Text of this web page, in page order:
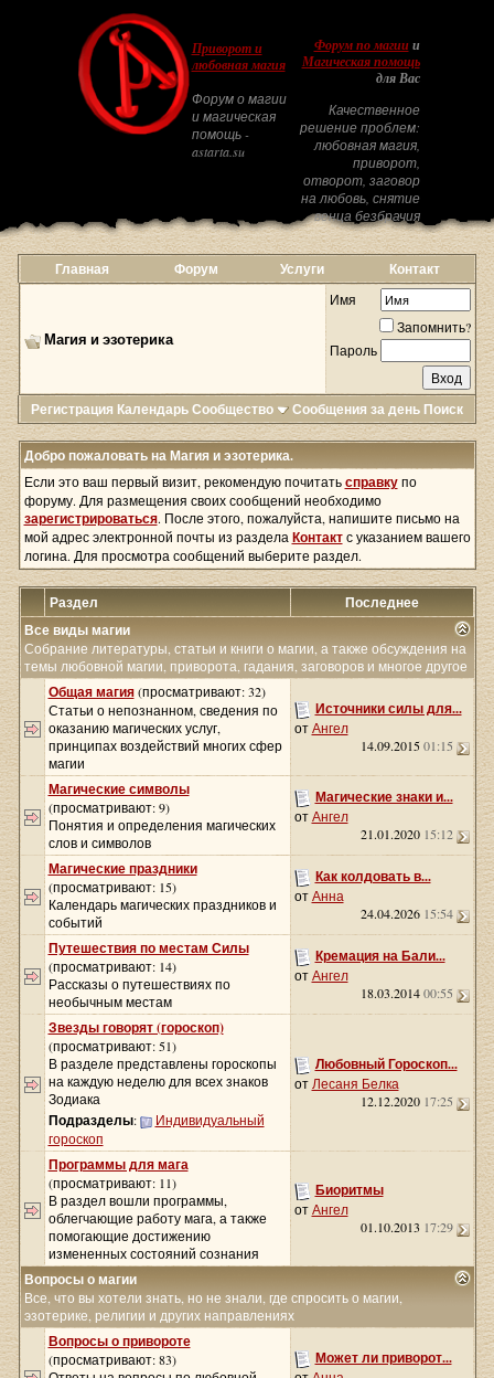
Приворот и
любовная магия
Форум о магии
и магическая
помощь -
astarta.su
Форум по магиии
Магическая помощь
для Вас
Качественное
решение проблем:
любовная магия,
приворот,
отворот, заговор
на любовь, снятие
венца безбрачия
Главная Форум Услуги Контакт
Магия и эзотерика
Имя
Запомнить?
Пароль
Регистрация КалендарьСообщество Сообщения за день Поиск
Добро пожаловать на Магия и эзотерика.
Если это ваш первый визит, рекомендую почитатьсправкупо
форуму. Для размещения своих сообщений необходимо
зарегистрироваться. После этого, пожалуйста, напишите письмо на
мой адрес электронной почты из раздела Контактс указанием вашего
логина. Для просмотра сообщений выберите раздел.
Раздел
Последнее
Все виды магии
Собрание литературы, статьи и книги о магии, а также обсуждения на
темы любовной магии, приворота, гадания, заговоров и многое другое
Общая магия (просматривают: 32)
Статьи о непознанном, сведения по
оказанию магических услуг,
принципах воздействий многих сфер
магии
Источники силы для...
отАнгел
14.09.201501:15
Магические символы
(просматривают: 9)
Понятия и определения магических
слов и символов
Магические знаки и...
отАнгел
21.01.2020 15:12
Магические праздники
(просматривают: 15)
Календарь магических праздников и
событий
Как колдовать в...
отАнна
24.04.2026 15:54
Путешествия по местам Силы
(просматривают: 14)
Рассказы о путешествиях по
необычным местам
Кремация на Бали...
отАнгел
18.03.201400:55
Звезды говорят (гороскоп)
(просматривают: 51)
В разделе представлены гороскопы
на каждую неделю для всех знаков
Зодиака
Подразделы:
Индивидуальный
гороскоп
Любовный Гороскоп...
отЛесаня Белка
12.12.2020 17:25
Программы для мага
(просматривают: 11)
В раздел вошли программы,
облегчающие работу мага, а также
помогающие достижению
измененных состояний сознания
Биоритмы
отАнгел
01.10.2013 17:29
Вопросы о магии
Все, что вы хотели знать, но не знали, где спросить о магии,
эзотерике, религии и других направлениях
Вопросы о привороте
(просматривают: 83)
Может ли приворот...